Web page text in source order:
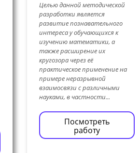
Целью данной методической
разработки является
развитие познавательного
интереса у обучающихся к
изучению математики, а
также расширение их
кругозора через её
практическое применение на
примере неразрывной
взаимосвязи с различными
науками, в частности...
Посмотреть
работу